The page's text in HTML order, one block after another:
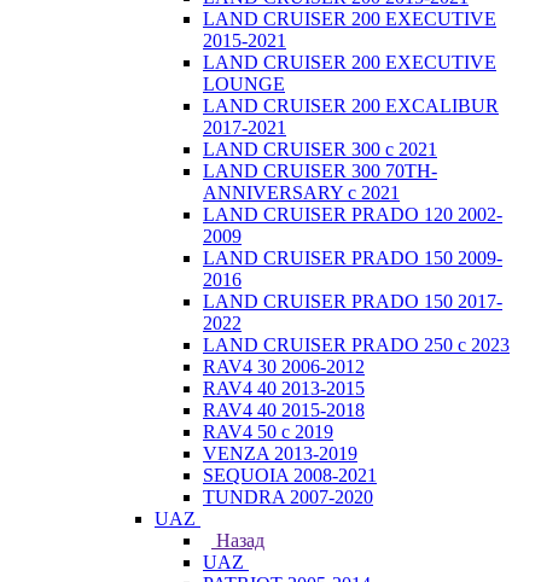
LAND CRUISER 200 EXECUTIVE
2015-2021
LAND CRUISER 200 EXECUTIVE
LOUNGE
LAND CRUISER 200 EXCALIBUR
2017-2021
LAND CRUISER 300 с 2021
LAND CRUISER 300 70TH-
ANNIVERSARY с 2021
LAND CRUISER PRADO 120 2002-
2009
LAND CRUISER PRADO 150 2009-
2016
LAND CRUISER PRADO 150 2017-
2022
LAND CRUISER PRADO 250 с 2023
RAV4 30 2006-2012
RAV4 40 2013-2015
RAV4 40 2015-2018
RAV4 50 с 2019
VENZA 2013-2019
SEQUOIA 2008-2021
TUNDRA 2007-2020
UAZ
Назад
UAZ